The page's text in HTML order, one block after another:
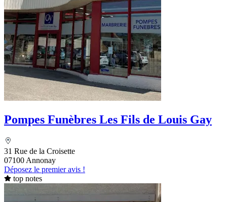
Pompes Funèbres Les Fils de Louis Gay
31 Rue de la Croisette
07100 Annonay
Déposez le premier avis !
top notes